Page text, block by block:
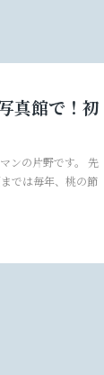
真館で！初
ンの片野です。 先
では毎年、桃の節